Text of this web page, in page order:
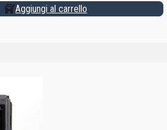
Aggiungi al carrello